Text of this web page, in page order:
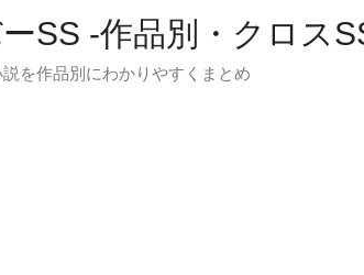
SS -作品別・クロス
を作品別にわかりやすくまとめ